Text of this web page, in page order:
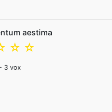
aestima
☆
☆
3vox